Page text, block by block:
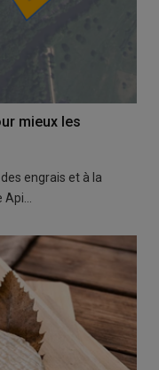
mieux les
engrais et à la